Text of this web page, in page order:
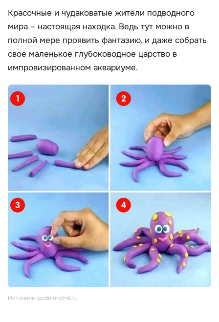
Красочные и чудаковатые жители подводного
мира – настоящая находка. Ведь тут можно в
полной мере проявить фантазию, и даже собрать
свое маленькое глубоководное царство в
импровизированном аквариуме.
Источник: podelunchik.ru